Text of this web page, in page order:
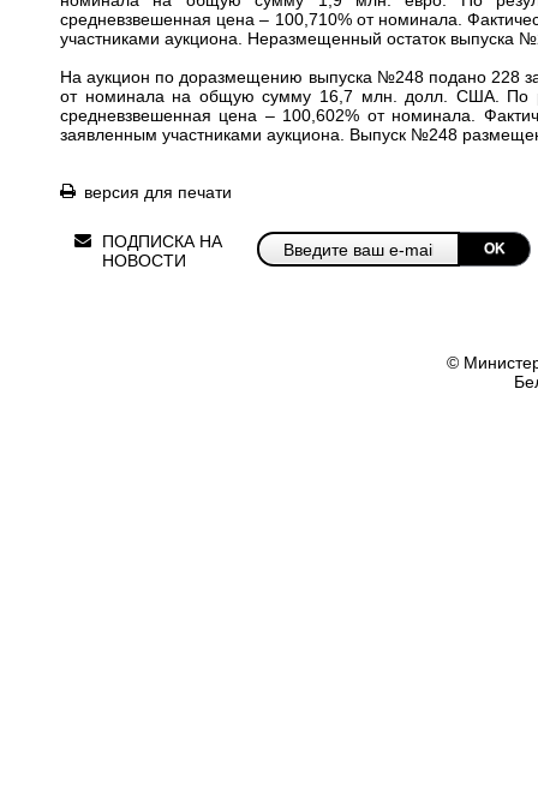
средневзвешенная цена – 100,710% от номинала.
участниками аукциона. Неразмещенный остаток выпуска
На аукцион по доразмещению выпуска №248подано 228
от номинала на общую сумму 16,7 млн. долл. США. По
средневзвешенная цена – 100,602% от номинала.
заявленным участниками аукциона. Выпуск №248
версия для печати
ПОДПИСКА НА
НОВОСТИ
OK
©